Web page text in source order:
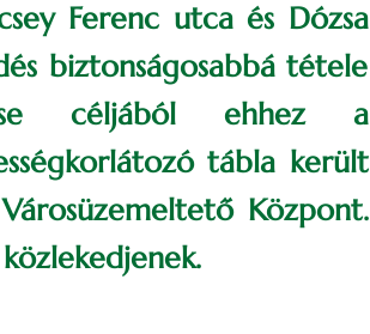
Ferenc utca és Dózsa
biztonságosabbá tétele
céljából ehhez a
tábla került
Központ.